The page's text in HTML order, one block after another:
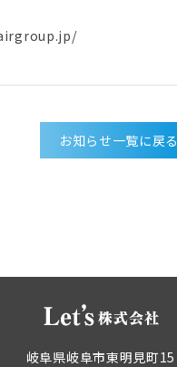
お知らせ一覧に戻る
岐阜県岐阜市東明見町15